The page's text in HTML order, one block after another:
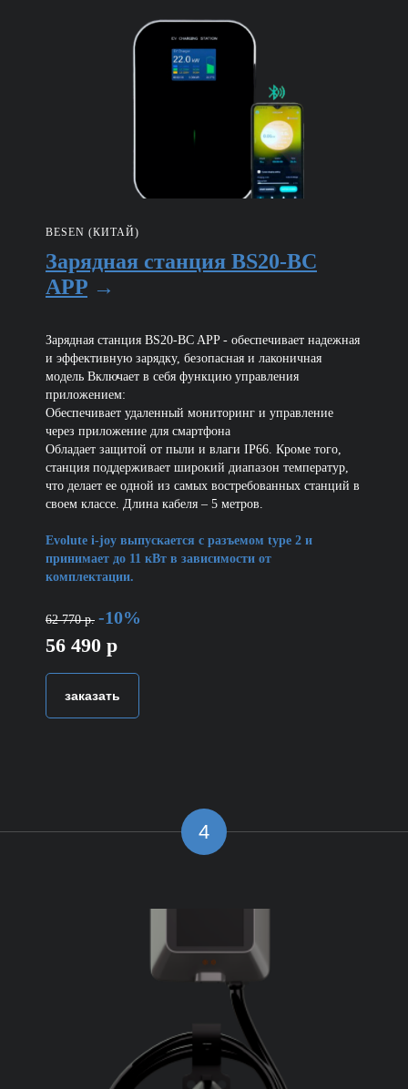
BESEN (КИТАЙ)
Зарядная станция BS20-BC
APP →
Зарядная станция BS20-BC APP - обеспечивает надежная
и эффективную зарядку, безопасная и лаконичная
модель Включает в себя функцию управления
приложением:
Обеспечивает удаленный мониторинг и управление
через приложение для смартфона
Обладает защитой от пыли и влаги IP66. Кроме того,
станция поддерживает широкий диапазон температур,
что делает ее одной из самых востребованных станций в
своем классе. Длина кабеля – 5 метров.
Evolute i-joy выпускается с разъемом type 2 и
принимает до 11 кВт в зависимости от
комплектации.
62 770 р. -10%
56 490 р
заказать
4